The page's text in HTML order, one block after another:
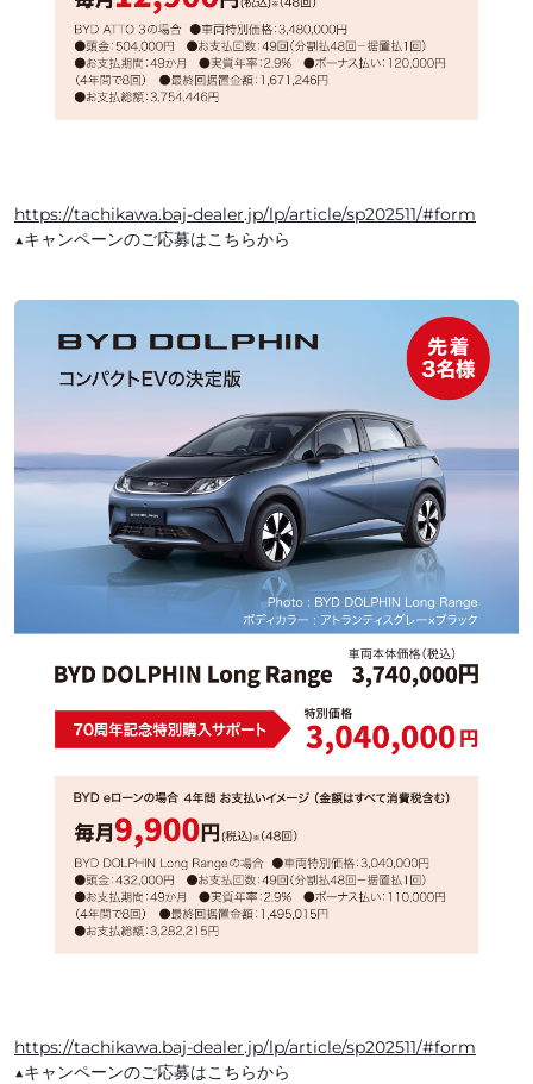
https://tachikawa.baj-dealer.jp/lp/article/sp202511/#form
▲キャンペーンのご応募はこちらから
https://tachikawa.baj-dealer.jp/lp/article/sp202511/#form
▲キャンペーンのご応募はこちらから